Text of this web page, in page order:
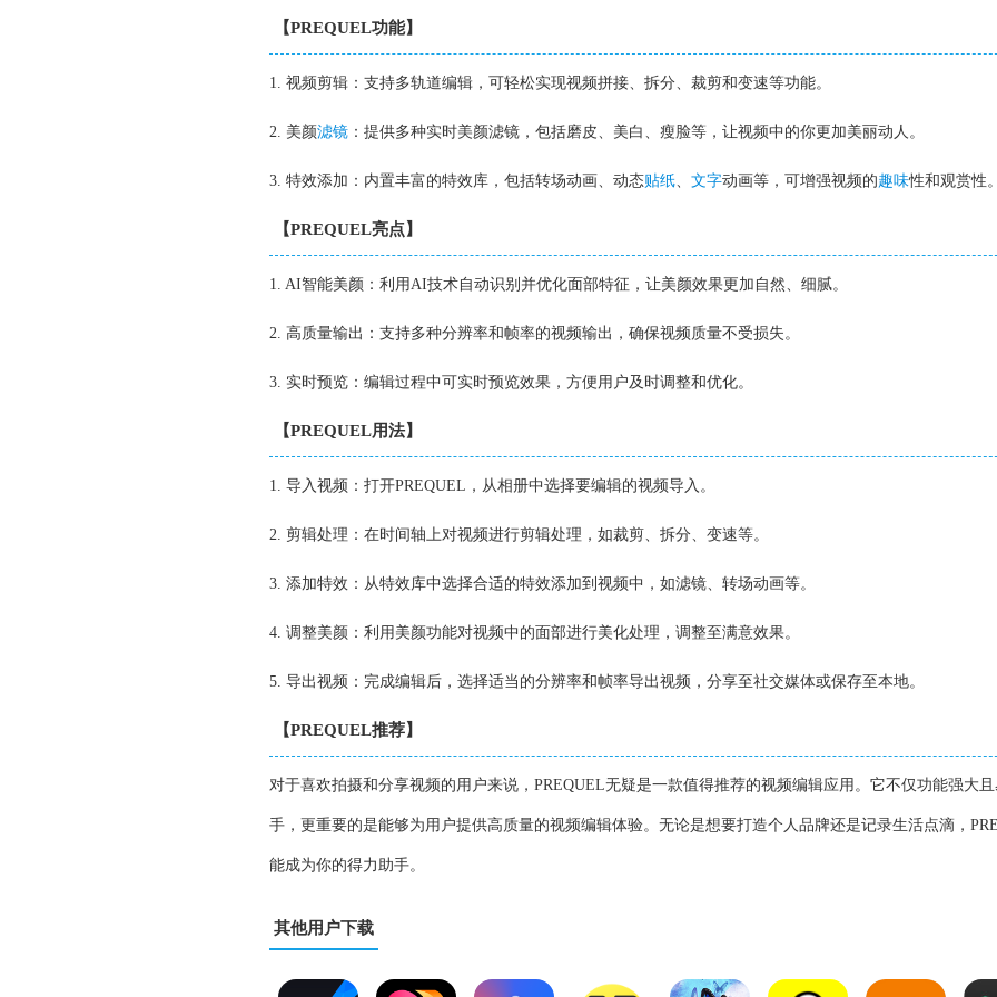
【PREQUEL功能】
1. 视频剪辑：支持多轨道编辑，可轻松实现视频拼接、拆分、裁剪和变速等功能。
2. 美颜滤镜 ：提供多种实时美颜滤镜，包括磨皮、美白、瘦脸等，让视频中的你更加美丽动人。
3. 特效添加：内置丰富的特效库，包括转场动画、动态贴纸、 文字动画等，可增强视频的趣味性和观赏性
【PREQUEL亮点】
1. AI智能美颜：利用AI技术自动识别并优化面部特征，让美颜效果更加自然、细腻。
2. 高质量输出：支持多种分辨率和帧率的视频输出，确保视频质量不受损失。
3. 实时预览：编辑过程中可实时预览效果，方便用户及时调整和优化。
【PREQUEL用法】
1. 导入视频：打开PREQUEL，从相册中选择要编辑的视频导入。
2. 剪辑处理：在时间轴上对视频进行剪辑处理，如裁剪、拆分、变速等。
3. 添加特效：从特效库中选择合适的特效添加到视频中，如滤镜、转场动画等。
4. 调整美颜：利用美颜功能对视频中的面部进行美化处理，调整至满意效果。
5. 导出视频：完成编辑后，选择适当的分辨率和帧率导出视频，分享至社交媒体或保存至本地。
【PREQUEL推荐】
对于喜欢拍摄和分享视频的用户来说，PREQUEL无疑是一款值得推荐的视频编辑应用。它不仅功能强大
手，更重要的是能够为用户提供高质量的视频编辑体验。无论是想要打造个人品牌还是记录生活点滴，
能成为你的得力助手。
其他用户下载